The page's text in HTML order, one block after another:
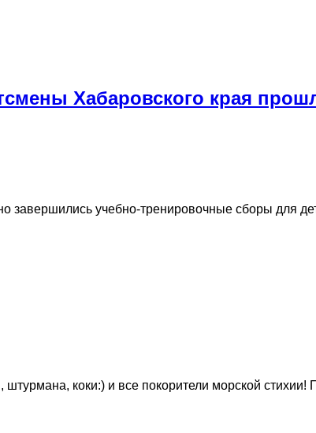
Хабаровского края
завершились учебно-тренировочные сборы для
коки:) и все покорители морской стихии!